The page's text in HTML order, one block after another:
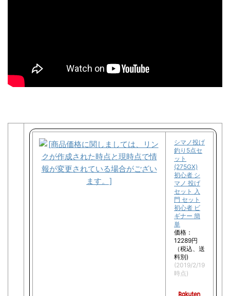
シマノ投げ
釣り5点セ
ット
(275GX)
初心者 シ
マノ 投げ
セット 入
門 セット
初心者 ビ
ギナー 簡
単
価格：
12289円
（税込、送
料別)
(2019/2/19
時点)